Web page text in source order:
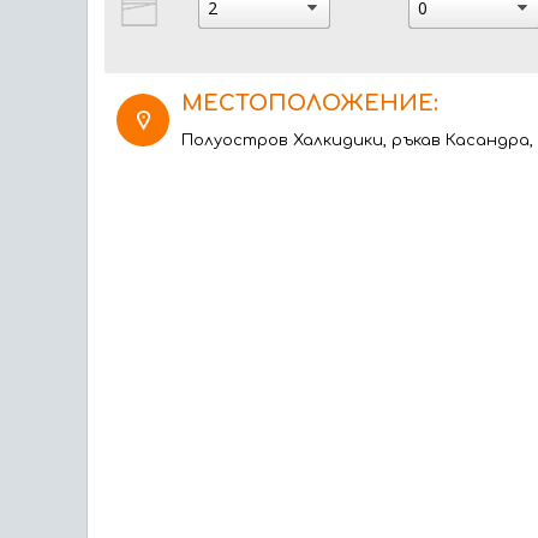
МЕСТОПОЛОЖЕНИЕ:
Полуостров Халкидики, ръкав